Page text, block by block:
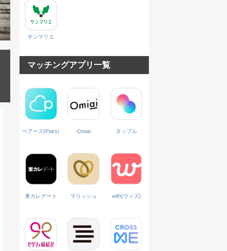
サンマリエ
マッチングアプリ一覧
ペアーズ(Pairs) Omiai タップル
東カレデート マリッシュ with(ウィズ)